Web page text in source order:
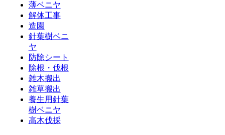
薄ベニヤ
解体工事
造園
針葉樹ベニ
ヤ
防除シート
除根・伐根
雑木搬出
雑草搬出
養生用針葉
樹ベニヤ
高木伐採